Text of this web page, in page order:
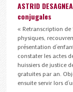
ASTRID
conjugales
« Retranscription
physiques,
présentation
constater les actes
huissiers de justice
gratuites par an.
ensuite servir lors